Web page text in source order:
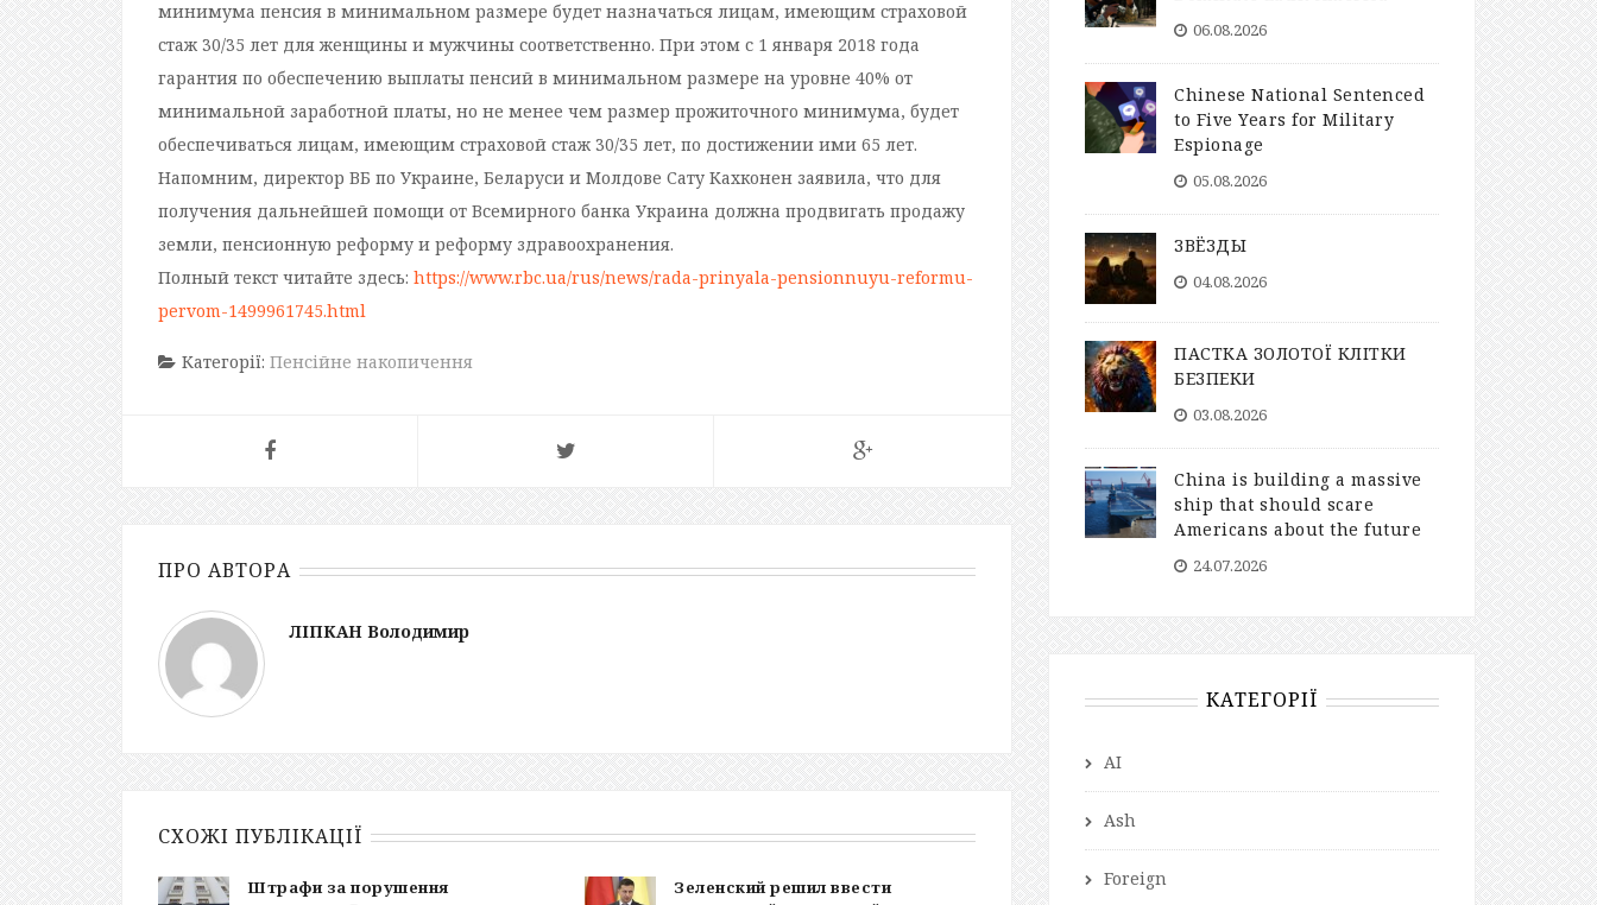
минимума пенсия в минимальном размере будет назначаться лицам, имеющим страховой
стаж 30/35 лет для женщины и мужчины соответственно. При этом с 1 января 2018 года
гарантия по обеспечению выплаты пенсий в минимальном размере на уровне 40% от
минимальной заработной платы, но не менее чем размер прожиточного минимума, будет
обеспечиваться лицам, имеющим страховой стаж 30/35 лет, по достижении ими 65 лет.
Напомним, директор ВБ по Украине, Беларуси и Молдове Сату Кахконен заявила, что для
получения дальнейшей помощи от Всемирного банка Украина должна продвигать продажу
земли, пенсионную реформу и реформу здравоохранения.
Полный текст читайте здесь: https://www.rbc.ua/rus/news/rada-prinyala-pensionnuyu-reformu-
pervom-1499961745.html
Категорії: Пенсійне накопичення
ПРО АВТОРА
ЛІПКАН Володимир
СХОЖІ ПУБЛІКАЦІЇ
Штрафи за порушення
Зеленский решил ввести
06.08.2026
Chinese National Sentenced
to Five Years for Military
Espionage
05.08.2026
ЗВЁЗДЫ
04.08.2026
ПАСТКА ЗОЛОТОЇ КЛІТКИ
БЕЗПЕКИ
03.08.2026
China is building a massive
ship that should scare
Americans about the future
24.07.2026
КАТЕГОРІЇ
AI
Ash
Foreign